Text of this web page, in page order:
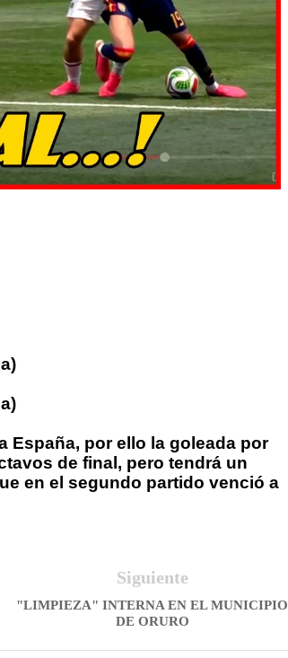
España, por ello la goleada por
de final, pero tendrá un
en el segundo partido venció a
Siguiente
"LIMPIEZA" INTERNA EN EL MUNICIPIO
DE ORURO